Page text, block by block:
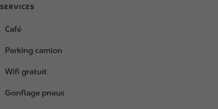
SERVICES
Café
Parking camion
Wifi gratuit
Gonflage pneus